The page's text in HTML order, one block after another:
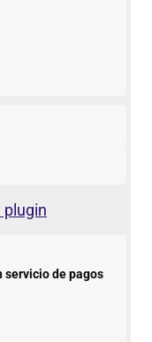
plugin
servicio de pagos